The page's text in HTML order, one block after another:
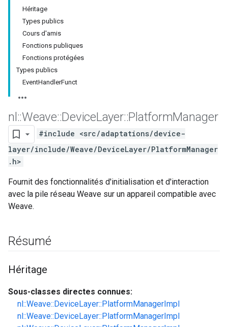
Héritage
Types publics
Cours d'amis
Fonctions publiques
Fonctions protégées
Types publics
EventHandlerFunct
nl ::Weave::DeviceLayer::PlatformManager
#include <src/adaptations/device-
layer/include/Weave/DeviceLayer/PlatformManager
.h>
Fournit des fonctionnalités d'initialisation et d'interaction
avec la pile réseau Weave sur un appareil compatible avec
Weave.
Résumé
Héritage
Sous-classes directes connues:
nl::Weave::DeviceLayer::PlatformManagerImpl
nl::Weave::DeviceLayer::PlatformManagerImpl